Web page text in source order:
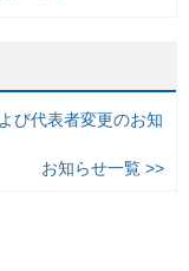
び代表者変更のお知
お知らせ一覧 >>